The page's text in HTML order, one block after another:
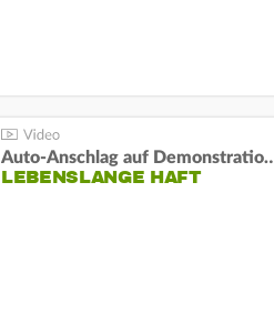
Auto-Anschlag auf
LEBENSLANGE HAFT